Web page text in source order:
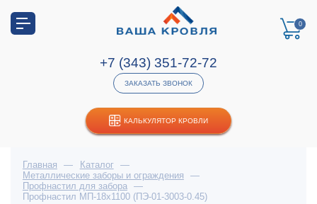
КАЛЬКУЛЯТОР КРОВЛИ
0
+7 (343) 351-72-72
ЗАКАЗАТЬ ЗВОНОК
Главная — Каталог
—
Металлические заборы и ограждения
—
Профнастил для забора
—
Профнастил МП-18х1100 (ПЭ-01-3003-0.45)